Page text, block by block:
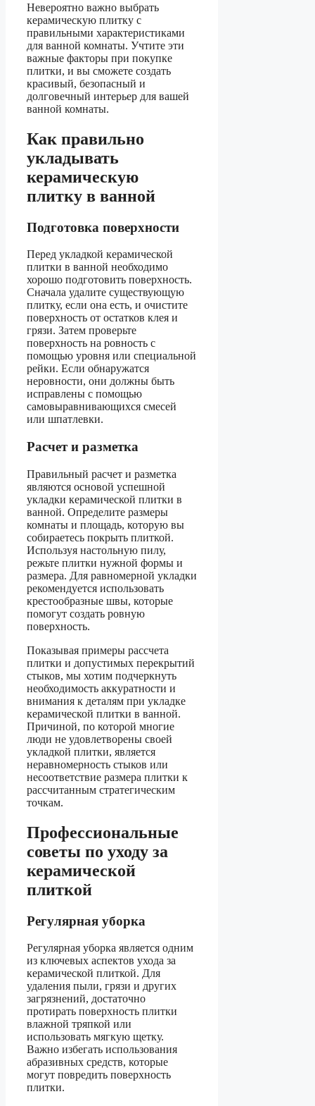
Невероятно важно выбрать
керамическую плитку с
правильными характеристиками
для ванной комнаты. Учтите эти
важные факторы при покупке
плитки, и вы сможете создать
красивый, безопасный и
долговечный интерьер для вашей
ванной комнаты.
Как правильно
укладывать
керамическую
плитку в ванной
Подготовка поверхности
Перед укладкой керамической
плитки в ванной необходимо
хорошо подготовить поверхность.
Сначала удалите существующую
плитку, если она есть, и очистите
поверхность от остатков клея и
грязи. Затем проверьте
поверхность на ровность с
помощью уровня или специальной
рейки. Если обнаружатся
неровности, они должны быть
исправлены с помощью
самовыравнивающихся смесей
или шпатлевки.
Расчет и разметка
Правильный расчет и разметка
являются основой успешной
укладки керамической плитки в
ванной. Определите размеры
комнаты и площадь, которую вы
собираетесь покрыть плиткой.
Используя настольную пилу,
режьте плитки нужной формы и
размера. Для равномерной укладки
рекомендуется использовать
крестообразные швы, которые
помогут создать ровную
поверхность.
Показывая примеры рассчета
плитки и допустимых перекрытий
стыков, мы хотим подчеркнуть
необходимость аккуратности и
внимания к деталям при укладке
керамической плитки в ванной.
Причиной, по которой многие
люди не удовлетворены своей
укладкой плитки, является
неравномерность стыков или
несоответствие размера плитки к
рассчитанным стратегическим
точкам.
Профессиональные
советы по уходу за
керамической
плиткой
Регулярная уборка
Регулярная уборка является одним
из ключевых аспектов ухода за
керамической плиткой. Для
удаления пыли, грязи и других
загрязнений, достаточно
протирать поверхность плитки
влажной тряпкой или
использовать мягкую щетку.
Важно избегать использования
абразивных средств, которые
могут повредить поверхность
плитки.